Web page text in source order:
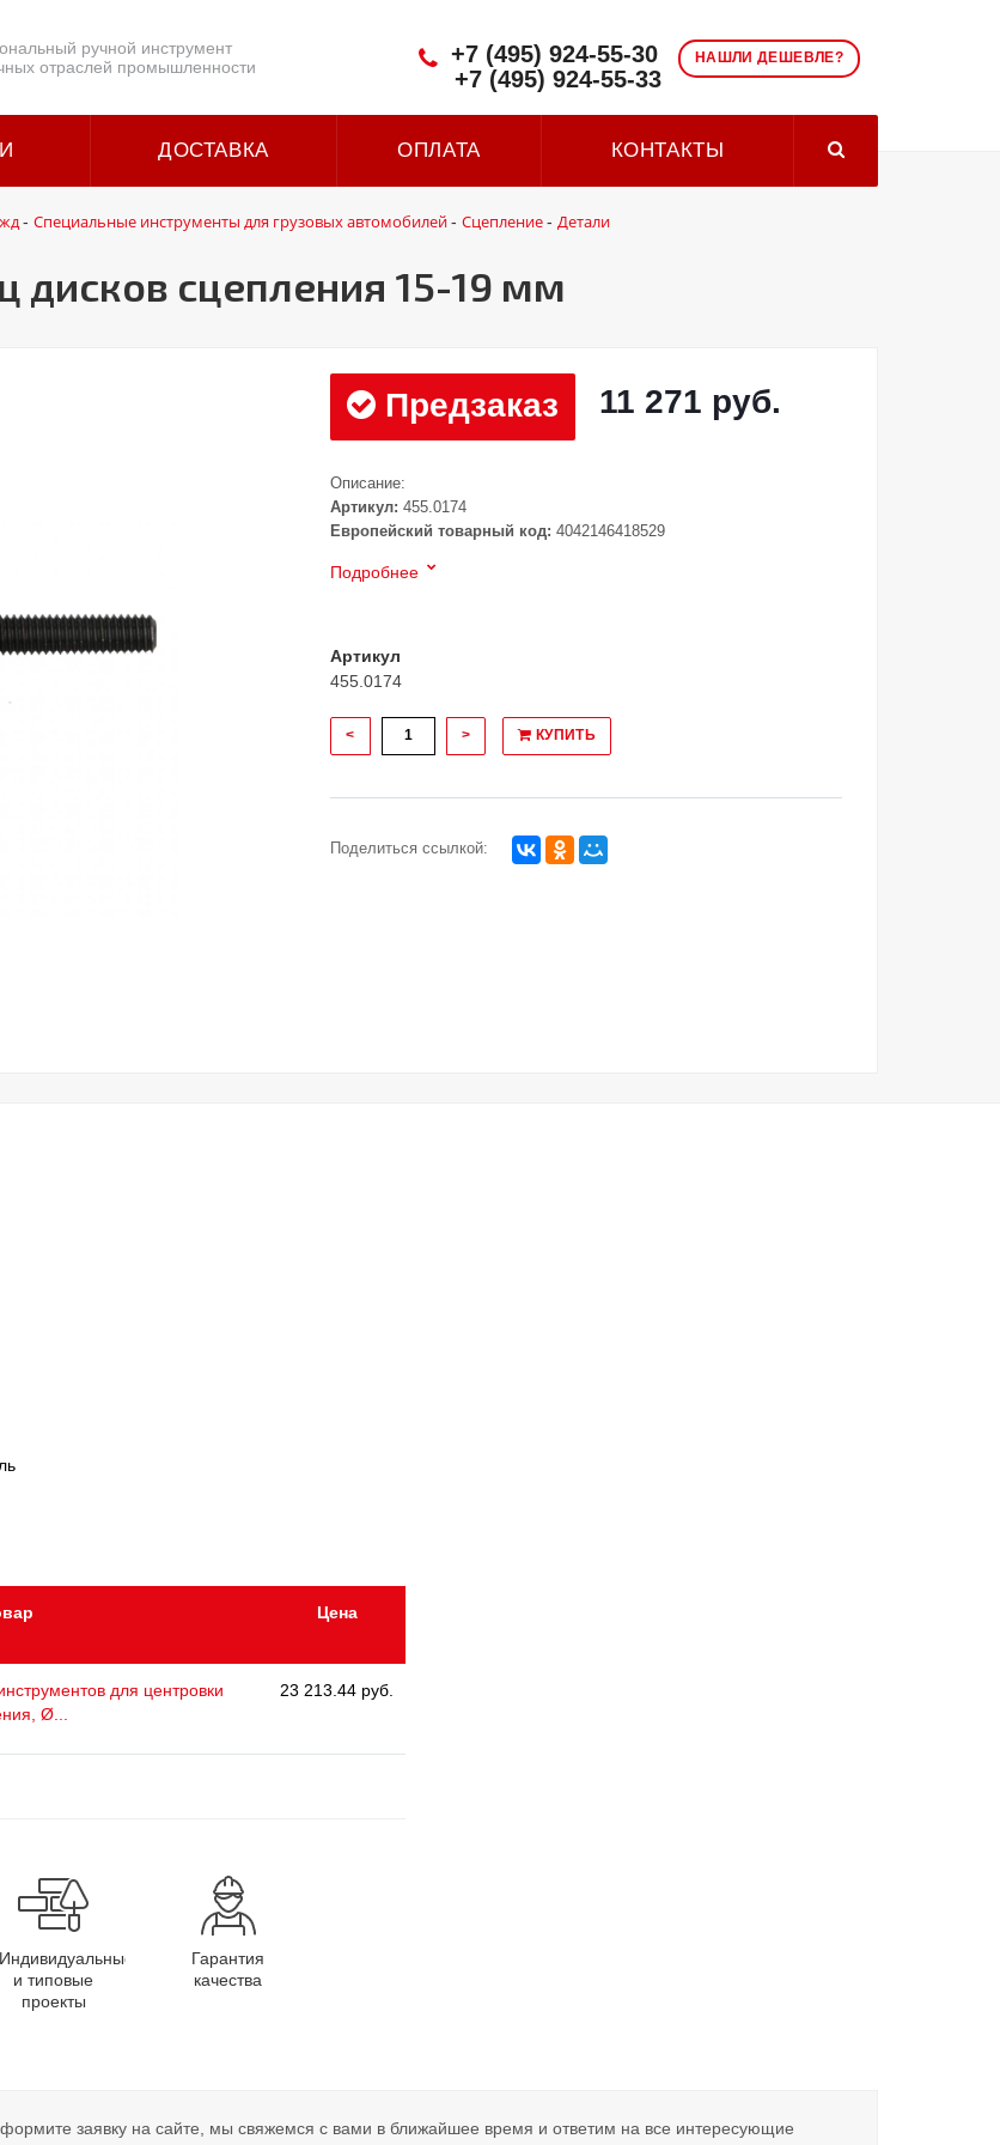
ручной инструмент
отраслей промышленности
НАШЛИ ДЕШЕВЛЕ?
+7 (495) 924-55-30
+7 (495) 924-55-33
ДОСТАВКА ОПЛАТА КОНТАКТЫ
- Специальные инструменты для грузовых автомобилей- Сцепление- Детали
дисков сцепления 15-19 мм
Предзаказ 11 271 руб.
Описание:
Артикул: 455.0174
Европейский товарный код: 4042146418529
Подробнее
Артикул
455.0174
< > КУПИТЬ
Поделиться ссылкой:
Цена
для центровки
Ø...
23 213.44 руб.
Индивидуальные
и типовые
проекты
Гарантия
качества
заявку на сайте, мы свяжемся с вами в ближайшее время и ответим на все интересующие